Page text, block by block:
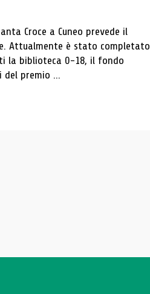
Croce a Cuneo prevede il
Attualmente è stato completato
la biblioteca 0-18, il fondo
del premio ...